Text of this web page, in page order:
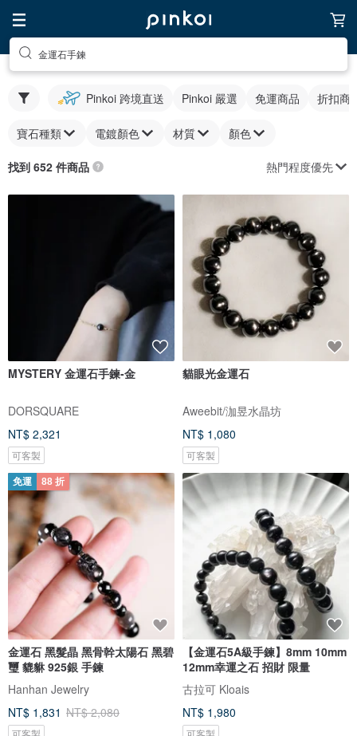
金運石手鍊
Pinkoi 跨境直送 Pinkoi 嚴選 免運商品 折扣商
寶石種類 電鍍顏色 材質 顏色
找到 652 件商品 熱門程度優先
MYSTERY 金運石手鍊-金
DORSQUARE
NT$ 2,321
可客製
貓眼光金運石
Aweebit/泇昱水晶坊
NT$ 1,080
可客製
免運 88 折
金運石 黑髮晶 黑骨幹太陽石 黑碧
璽 貔貅 925銀 手鍊
Hanhan Jewelry
NT$ 1,831 NT$ 2,080
可客製
【金運石5A級手鍊】8mm 10mm
12mm幸運之石 招財 限量
古拉可 Kloais
NT$ 1,980
可客製